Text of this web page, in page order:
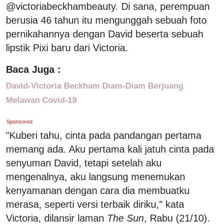
@victoriabeckhambeauty. Di sana, perempuan
berusia 46 tahun itu mengunggah sebuah foto
pernikahannya dengan David beserta sebuah
lipstik Pixi baru dari Victoria.
Baca Juga :
David-Victoria Beckham Diam-Diam Berjuang
Melawan Covid-19
Sponsored
"Kuberi tahu, cinta pada pandangan pertama
memang ada. Aku pertama kali jatuh cinta pada
senyuman David, tetapi setelah aku
mengenalnya, aku langsung menemukan
kenyamanan dengan cara dia membuatku
merasa, seperti versi terbaik diriku,” kata
Victoria, dilansir laman The Sun, Rabu (21/10).